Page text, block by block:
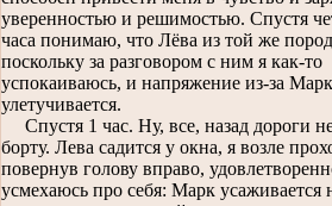
уверенностью и решимостью. Спустя
часа понимаю, что Лёва из той же
поскольку за разговором с ним я как-то
успокаиваюсь, и напряжение из-за
улетучивается.
Спустя 1 час. Ну, все, назад дороги
борту. Лева садится у окна, я возле
повернув голову вправо,
усмехаюсь про себя: Марк усаживается